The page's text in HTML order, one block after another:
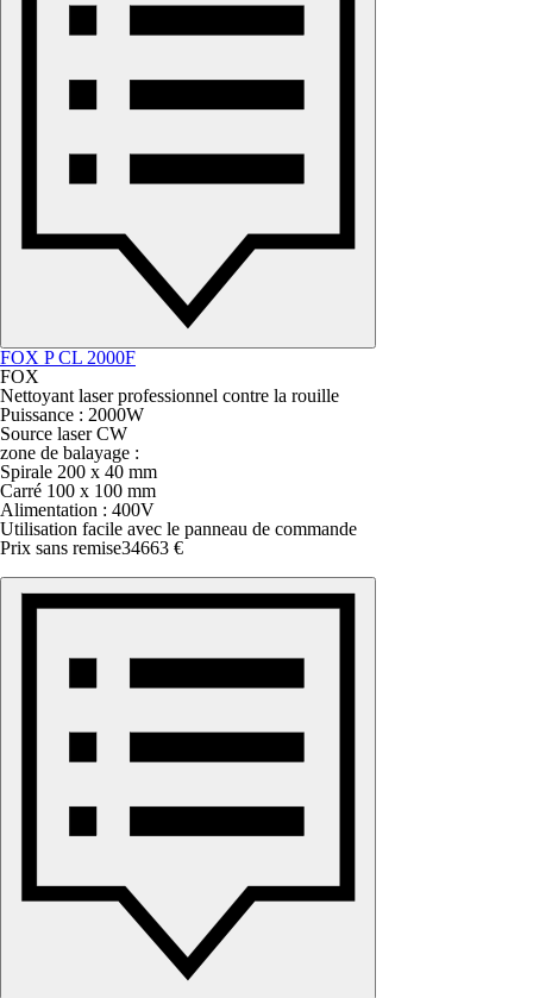
FOX P CL 2000F
FOX
Nettoyant laser professionnel contre la rouille
Puissance : 2000W
Source laser CW
zone de balayage :
Spirale 200 x 40 mm
Carré 100 x 100 mm
Alimentation : 400V
Utilisation facile avec le panneau de commande
Prix sans remise34663 €